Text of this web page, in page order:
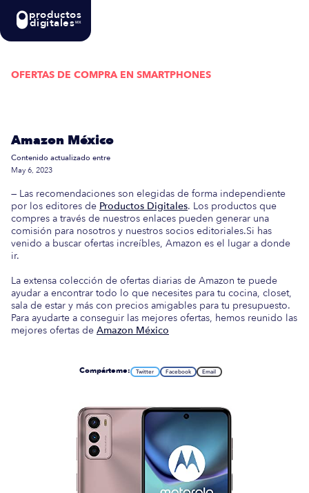
productos
digitalesMX
OFERTAS DE COMPRA EN SMARTPHONES
Amazon México
Contenido actualizado entre
May 6, 2023
— Las recomendaciones son elegidas de forma independiente
por los editores de Productos Digitales. Los productos que
compres a través de nuestros enlaces pueden generar una
comisión para nosotros y nuestros socios editoriales.Si has
venido a buscar ofertas increíbles, Amazon es el lugar a donde
ir.
La extensa colección de ofertas diarias de Amazon te puede
ayudar a encontrar todo lo que necesites para tu cocina, closet,
sala de estar y más con precios amigables para tu presupuesto.
Para ayudarte a conseguir las mejores ofertas, hemos reunido las
mejores ofertas de Amazon México
Compárteme: Twitter Facebook Email